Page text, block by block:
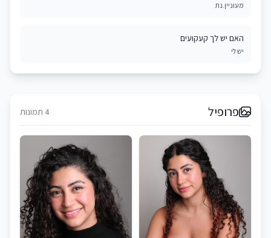
מעוניין.נת
האם יש לך קעקועים
יש לי
פרופיל 4 תמונות